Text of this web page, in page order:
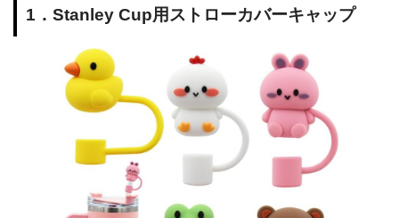
1 ． Stanley Cup用ストローカバーキャップ